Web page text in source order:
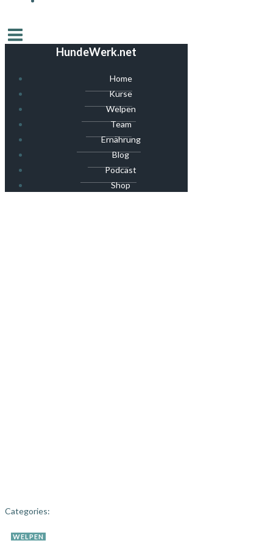
HundeWerk.net
Home
Kurse
Welpen
Team
Ernährung
Blog
Podcast
Shop
Categories:
WELPEN